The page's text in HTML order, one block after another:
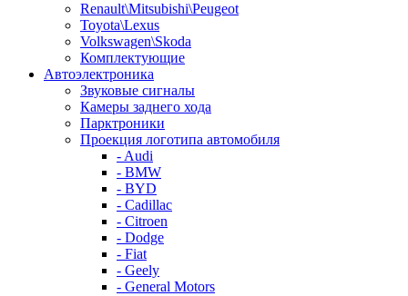
Renault\Mitsubishi\Peugeot
Toyota\Lexus
Volkswagen\Skoda
Комплектующие
Автоэлектроника
Звуковые сигналы
Камеры заднего хода
Парктроники
Проекция логотипа автомобиля
- Audi
- BMW
- BYD
- Cadillac
- Citroen
- Dodge
- Fiat
- Geely
- General Motors